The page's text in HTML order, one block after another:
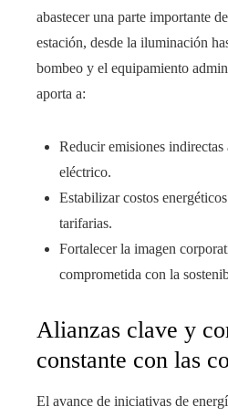
abastecer una parte importante
estación, desde la iluminación
bombeo y el equipamiento
aporta a:
Reducir emisiones indirectas
eléctrico.
Estabilizar costos
tarifarias.
Fortalecer la imagen
comprometida con la
Alianzas clave y
constante con las
El avance de iniciativas de